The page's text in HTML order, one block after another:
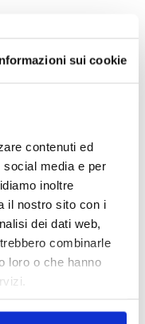
sui cookie
contenuti ed
social media e per
inoltre
il nostro sito con i
dei dati web,
combinarle
loro o che hanno
LUGLIO-